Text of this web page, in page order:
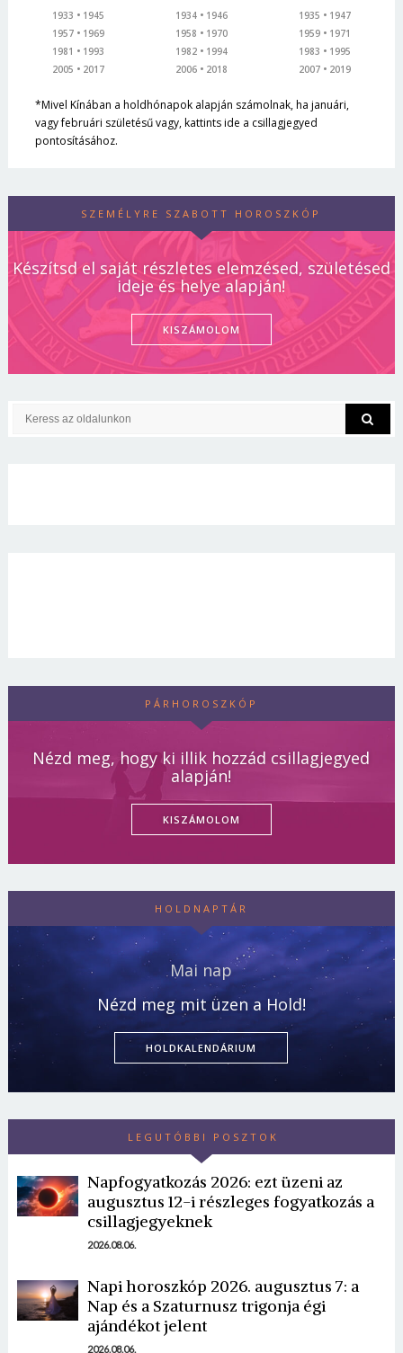
1933
1945
1957
1969
1981
1993
2005
2017
1934
1946
1958
1970
1982
1994
2006
2018
1935
1947
1959
1971
1983
1995
2007
2019
*Mivel Kínában a holdhónapok alapján számolnak, ha januári,
vagy februári születésű vagy, kattints ide a csillagjegyed
pontosításához.
SZEMÉLYRE SZABOTT HOROSZKÓP
Készítsd el saját részletes elemzésed, születésed
ideje és helye alapján!
KISZÁMOLOM
PÁRHOROSZKÓP
Nézd meg, hogy ki illik hozzád csillagjegyed
alapján!
KISZÁMOLOM
HOLDNAPTÁR
Mai nap
Nézd meg mit üzen a Hold!
HOLDKALENDÁRIUM
LEGUTÓBBI POSZTOK
Napfogyatkozás 2026: ezt üzeni az
augusztus 12-i részleges fogyatkozás a
csillagjegyeknek
2026.08.06.
Napi horoszkóp 2026. augusztus 7: a
Nap és a Szaturnusz trigonja égi
ajándékot jelent
2026.08.06.
Borsonline bejelentkezés